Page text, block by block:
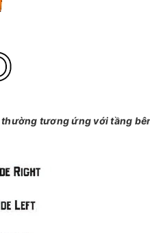
tương ứng với tầng